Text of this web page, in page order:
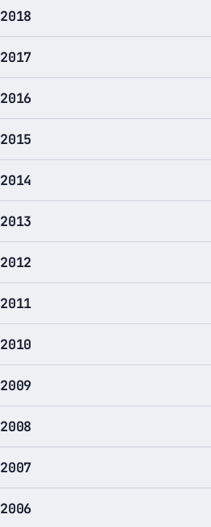
2018
2017
2016
2015
2014
2013
2012
2011
2010
2009
2008
2007
2006